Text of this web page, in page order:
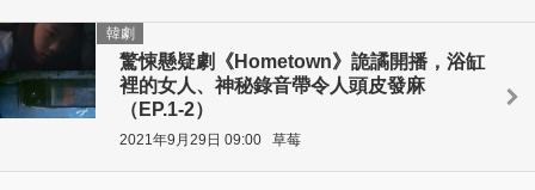
驚悚懸疑劇《Hometown》詭譎開播，浴缸
裡的女人、神秘錄音帶令人頭皮發麻
（EP.1-2）
韓劇
2021年9月29日 09:00 草莓